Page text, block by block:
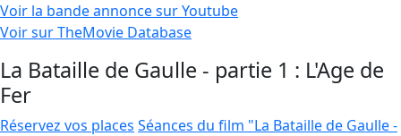
Voir la bande annonce sur Youtube
Voir sur TheMovie Database
La Bataille de Gaulle - partie 1 : L'Age de
Fer
Réservez vos places Séances du film "La Bataille de Gaulle -